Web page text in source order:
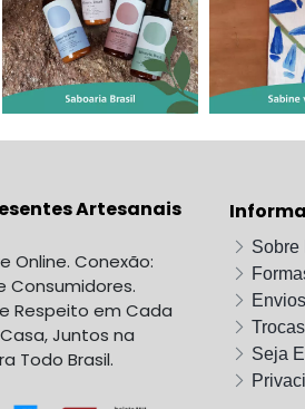
Sobre
Seja
Artesanais
Online. Conexão:
Consumidores.
Respeito em Cada
Juntos na
Todo Brasil.